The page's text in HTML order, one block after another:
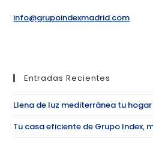
info@grupoindexmadrid.com
Entradas Recientes
Llena de luz mediterránea tu hogar
Tu casa eficiente de Grupo Index,